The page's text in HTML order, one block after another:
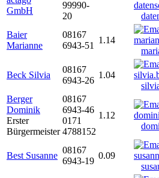
GmbH
99990-
20
Baier
Marianne
08167
6943-51
1.14
Beck Silvia
08167
6943-26
1.04
Berger
Dominik
Erster
Bürgermeister
08167
6943-46
0171
4788152
1.12
Best Susanne
08167
6943-19
0.09